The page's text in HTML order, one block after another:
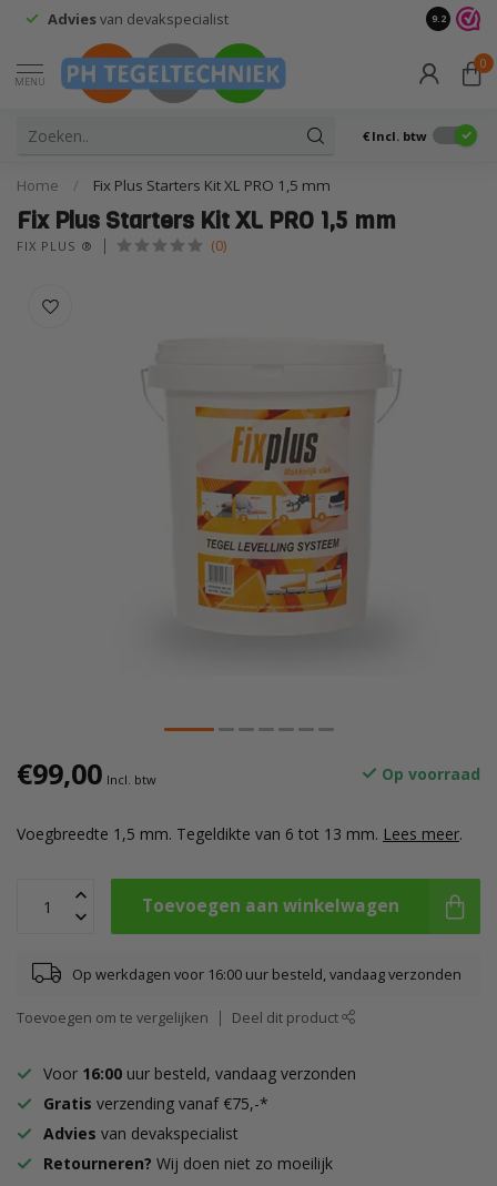
Retourneren?Wij doen niet zo moeilijk 9.2
MENU
0
€ Incl. btw
Home / Fix Plus Starters Kit XL PRO 1,5 mm
Fix Plus Starters Kit XL PRO 1,5 mm
FIX PLUS ® (0)
€99,00 Incl. btw Op voorraad
Voegbreedte 1,5 mm. Tegeldikte van 6 tot 13 mm. Lees meer.
Toevoegen aan winkelwagen
Op werkdagen voor 16:00 uur besteld, vandaag verzonden
Toevoegen om te vergelijken Deel dit product
Voor 16:00 uur besteld, vandaag verzonden
Gratis verzending vanaf €75,-*
Advies van devakspecialist
Retourneren? Wij doen niet zo moeilijk